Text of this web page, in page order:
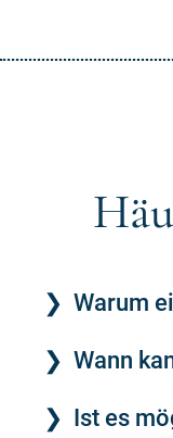
Warum
Wann
Ist es